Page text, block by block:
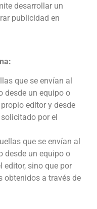
desarrollar un
publicidad en
que se envían al
desde un equipo o
editor y desde
por el
que se envían al
desde un equipo o
editor, sino que por
obtenidos a través de